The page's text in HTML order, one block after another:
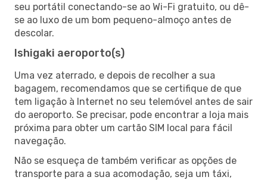
seu portátil conectando-se ao Wi-Fi gratuito, ou dê-
se ao luxo de um bom pequeno-almoço antes de
descolar.
Ishigaki aeroporto(s)
Uma vez aterrado, e depois de recolher a sua
bagagem, recomendamos que se certifique de que
tem ligação à Internet no seu telemóvel antes de sair
do aeroporto. Se precisar, pode encontrar a loja mais
próxima para obter um cartão SIM local para fácil
navegação.
Não se esqueça de também verificar as opções de
transporte para a sua acomodação, seja um táxi,